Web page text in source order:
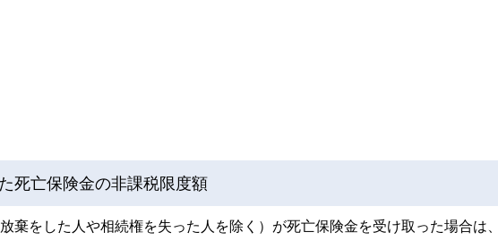
死亡保険金の非課税限度額
棄をした人や相続権を失った人を除く）が死亡保険金を受け取った場合は